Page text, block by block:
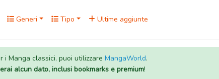
Generi Tipo Ultime aggiunte
i Manga classici, puoi utilizzare MangaWorld.
alcun dato, inclusi bookmarks e premium!